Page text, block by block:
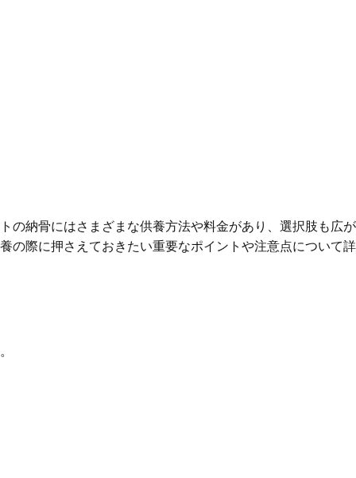
の納骨にはさまざまな供養方法や料金があり、選択肢も広が
の際に押さえておきたい重要なポイントや注意点について詳